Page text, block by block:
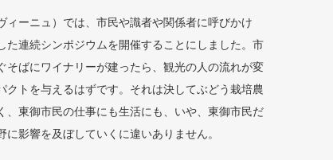
ーニュ）では、市民や識者や関係者に呼びかけ
た連続シンポジウムを開催することにしました。市
そばにワイナリーが建ったら、観光の人の流れが変
トを与えるはずです。それは決してぶどう栽培農
東御市民の仕事にも生活にも、いや、東御市民だ
影響を及ぼしていくに違いありません。